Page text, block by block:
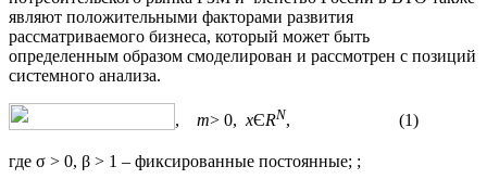
являют положительными факторами развития
рассматриваемого бизнеса, который может быть
определенным образом смоделирован и рассмотрен с позиций
системного анализа.
, m> 0, xЄRN, (1)
где σ > 0, β > 1 – фиксированные постоянные; ;